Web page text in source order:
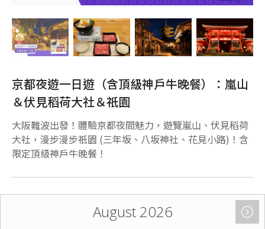
京都夜遊一日遊（含頂級神戶牛晚餐）：嵐山
＆伏見稻荷大社＆祇園
大阪難波出發！體驗京都夜間魅力，遊覽嵐山、伏見稻荷
大社，漫步漫步祇園 (三年坂、八坂神社、花見小路)！含
限定頂級神戶牛晚餐！
August 2026